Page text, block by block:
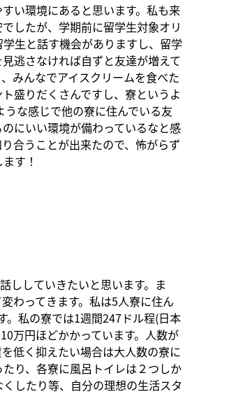
い環境にあると思います。私も来
したが、学期前に留学生対象オリ
生と話す機会がありますし、留学
逃さなければ自ずと友達が増えて
みんなでアイスクリームを食べた
盛りだくさんですし、寮というよ
な感じで他の寮に住んでいる友
にいい環境が備わっているなと感
合うことが出来たので、怖がらず
す！
ししていきたいと思います。ま
わってきます。私は5人寮に住ん
。私の寮では1週間247ドル程(日本
万円ほどかかっています。人数が
低く抑えたい場合は大人数の寮に
り、各寮に風呂トイレは２つしか
したり等、自分の理想の生活スタ